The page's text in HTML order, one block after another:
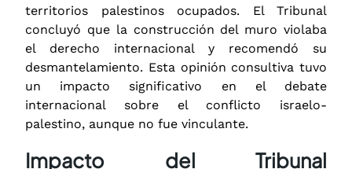
territorios palestinos ocupados. El Tribunal
concluyó que la construcción del muro violaba
el derecho internacional y recomendó su
desmantelamiento. Esta opinión consultiva tuvo
un impacto significativo en el debate
internacional sobre el conflicto israelo-
palestino, aunque no fue vinculante.
Impacto del Tribunal